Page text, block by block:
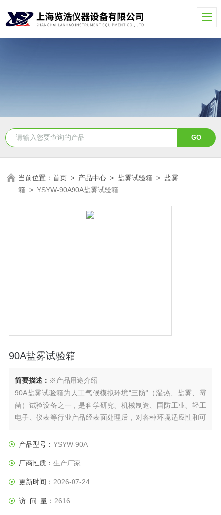
当前位置：首页 > 产品中心 >盐雾试验箱 >盐雾
箱 >YSYW-90A90A盐雾试验箱
90A盐雾试验箱
简要描述： ※产品用途介绍
90A盐雾试验箱为人工气候模拟环境“三防"（湿热、盐雾、霉
菌）试验设备之一，是科学研究、机械制造、国防工业、轻工
电子、仪表等行业产品经表面处理后，对各种环境适应性和可
产品型号： YSYW-90A
厂商性质： 生产厂家
更新时间： 2026-07-24
访 问 量： 2616